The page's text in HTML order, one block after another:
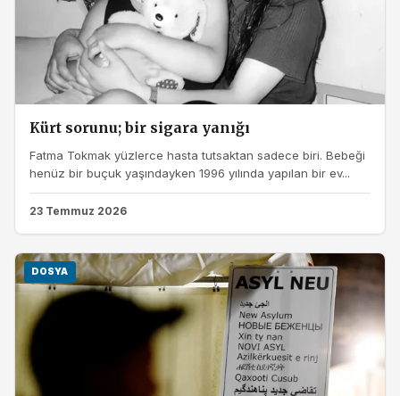
Kürt sorunu; bir sigara yanığı
Fatma Tokmak yüzlerce hasta tutsaktan sadece biri. Bebeği
henüz bir buçuk yaşındayken 1996 yılında yapılan bir ev...
23 Temmuz 2026
DOSYA